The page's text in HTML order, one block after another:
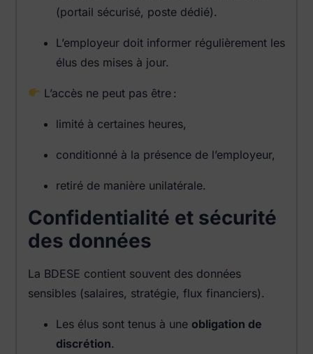
(portail sécurisé, poste dédié).
L’employeur doit informer régulièrement les
élus des mises à jour.
L’accès ne peut pas être :
limité à certaines heures,
conditionné à la présence de l’employeur,
retiré de manière unilatérale.
Confidentialité et sécurité
des données
La BDESE contient souvent des données
sensibles (salaires, stratégie, flux financiers).
Les élus sont tenus à une obligation de
discrétion.